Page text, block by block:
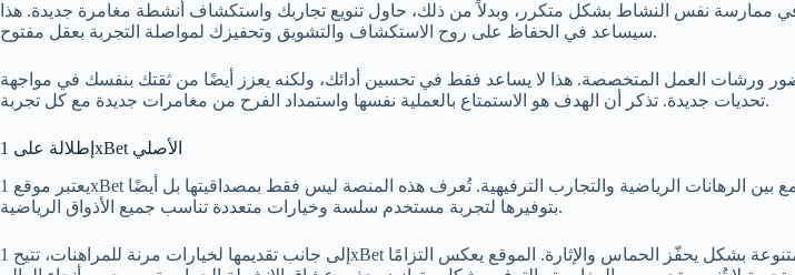
ممارسة نفس النشاط بشكل متكرر، وبدلاً من ذلك، حاول تنويع تجاربك واستكشاف أنشطة مغامرة جديدة. هذا
سيساعد في الحفاظ على روح الاستكشاف والتشويق وتحفيزك لمواصلة التجربة بعقل مفتوح.
ورشات العمل المتخصصة. هذا لا يساعد فقط في تحسين أدائك، ولكنه يعزز أيضًا من ثقتك بنفسك في مواجهة
تحديات جديدة. تذكر أن الهدف هو الاستمتاع بالعملية نفسها واستمداد الفرح من مغامرات جديدة مع كل تجربة.
إطلالة على 1xBet الأصلي
يعتبر موقع 1xBet الأصلي منصة شاملة لمحبي المغامرة والرياضة، حيث يوفر باقة واسعة من الخدمات التي تجمع بين الرهانات الرياضية والتجارب الترفيهية. تُعرف هذه المنصة ليس فقط بمصداقيتها بل أيضًا
بتوفيرها لتجربة مستخدم سلسة وخيارات متعددة تناسب جميع الأذواق الرياضية.
إلى جانب تقديمها لخيارات مرنة للمراهنات، تتيح 1xBet تجربة آمنة ومسؤولة للمستخدمين، وتضمن أن يتمكن الجميع من الاستمتاع بالأنشطة الرياضية المتنوعة بشكل يحفّز الحماس والإثارة. الموقع يعكس التزامًا